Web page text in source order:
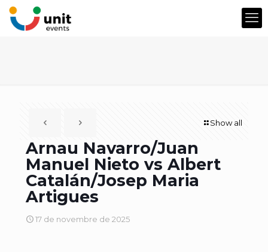
Show all
Arnau Navarro/Juan
Manuel Nieto vs Albert
Catalán/Josep Maria
Artigues
17 de novembre de 2025